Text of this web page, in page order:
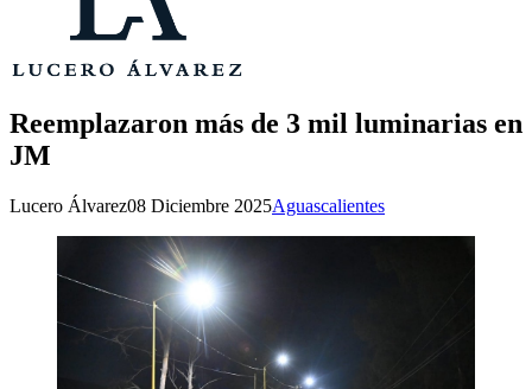
Reemplazaron más de 3 mil luminarias en
JM
Lucero Álvarez08 Diciembre 2025Aguascalientes